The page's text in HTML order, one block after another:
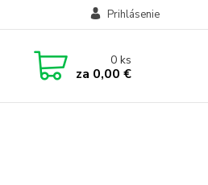
Prihlásenie
0ks
za 0,00 €